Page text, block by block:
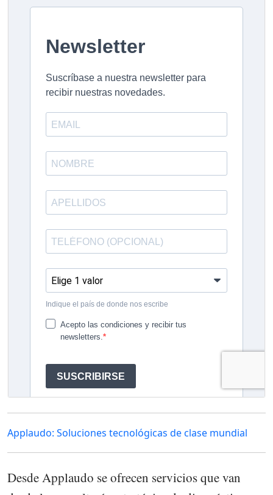
Applaudo: Soluciones tecnológicas de clase mundial
Desde Applaudo se ofrecen servicios que van